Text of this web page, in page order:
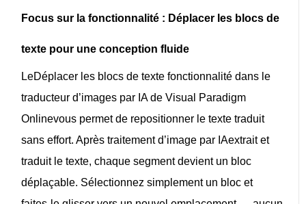
Focus sur la fonctionnalité : Déplacer les blocs de
texte pour une conception fluide
LeDéplacer les blocs de texte fonctionnalité dans le
traducteur d’images par IA de Visual Paradigm
Onlinevous permet de repositionner le texte traduit
sans effort. Aprèstraitement d’image par IAextrait et
traduit le texte, chaque segment devient un bloc
déplaçable. Sélectionnez simplement un bloc et